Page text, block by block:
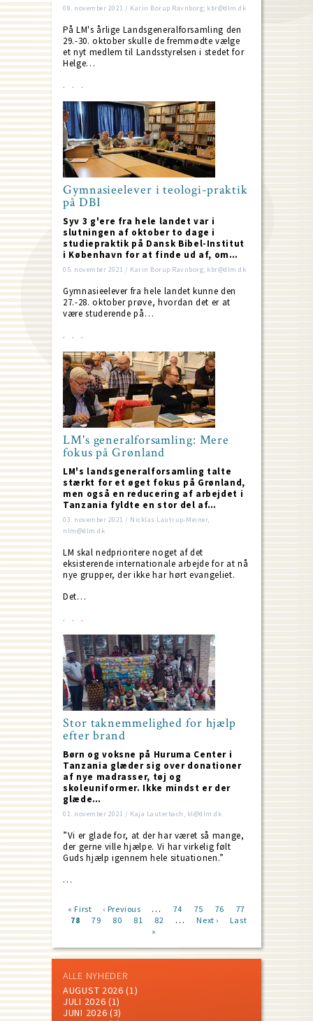
08. november 2021 / Karin Borup Ravnborg; kbr@dlm.dk
På LM's årlige Landsgeneralforsamling den
29.-30. oktober skulle de fremmødte vælge
et nyt medlem til Landsstyrelsen i stedet for
Helge…
Gymnasieelever i teologi-praktik
på DBI
Syv 3 g'ere fra hele landet var i
slutningen af oktober to dage i
studiepraktik på Dansk Bibel-Institut
i København for at finde ud af, om…
05. november 2021 / Karin Borup Ravnborg; kbr@dlm.dk
Gymnasieelever fra hele landet kunne den
27.-28. oktober prøve, hvordan det er at
være studerende på…
LM's generalforsamling: Mere
fokus på Grønland
LM's landsgeneralforsamling talte
stærkt for et øget fokus på Grønland,
men også en reducering af arbejdet i
Tanzania fyldte en stor del af…
03. november 2021 / Nicklas Lautrup-Meiner,
nlm@dlm.dk
LM skal nedprioritere noget af det
eksisterende internationale arbejde for at nå
nye grupper, der ikke har hørt evangeliet.
Det…
Stor taknemmelighed for hjælp
efter brand
Børn og voksne på Huruma Center i
Tanzania glæder sig over donationer
af nye madrasser, tøj og
skoleuniformer. Ikke mindst er der
glæde…
01. november 2021 / Kaja Lauterbach, kl@dlm.dk
”Vi er glade for, at der har været så mange,
der gerne ville hjælpe. Vi har virkelig følt
Guds hjælp igennem hele situationen.”
…
Pagination
First
page
« First
Previous
page
‹ Previous … Page
74 Page
75 Page
76 Page
77
Current
78 Page
79 Page
80 Page
81 Page
82 …
Next
Next ›
Last
Last
»
ALLE NYHEDER
AUGUST 2026 (1)
JULI 2026 (1)
JUNI 2026 (3)